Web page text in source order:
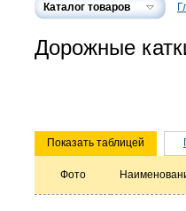
Каталог товаров
Дорожные
Показать таблицей
Фото